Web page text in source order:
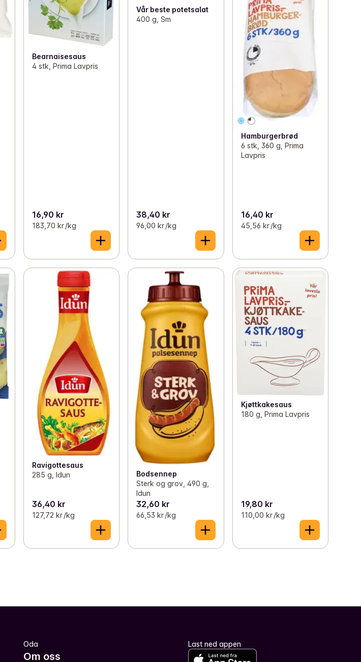
Bearnaisesaus
4 stk, Prima Lavpris
16,90 kr
183,70 kr /kg
Vår beste potetsalat
400 g, Sm
38,40 kr
96,00 kr /kg
Hamburgerbrød
6 stk, 360 g, Prima
Lavpris
16,40 kr
45,56 kr /kg
Ravigottesaus
285 g, Idun
36,40 kr
127,72 kr /kg
Bodsennep
Sterk og grov, 490 g,
Idun
32,60 kr
66,53 kr /kg
Kjøttkakesaus
180 g, Prima Lavpris
19,80 kr
110,00 kr /kg
Oda
Om oss
Last ned appen